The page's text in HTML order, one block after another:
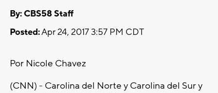
By: CBS58 Staff
Posted:Apr 24, 2017 3:57 PM CDT
Por Nicole Chavez
(CNN) - Carolina del Norte y Carolina del Sur y